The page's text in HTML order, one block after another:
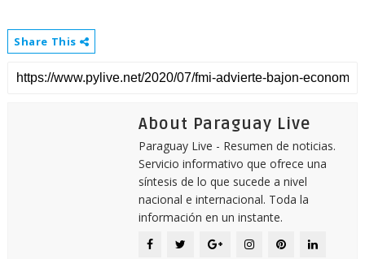
Share This
About Paraguay Live
Paraguay Live - Resumen de noticias.
Servicio informativo que ofrece una
síntesis de lo que sucede a nivel
nacional e internacional. Toda la
información en un instante.